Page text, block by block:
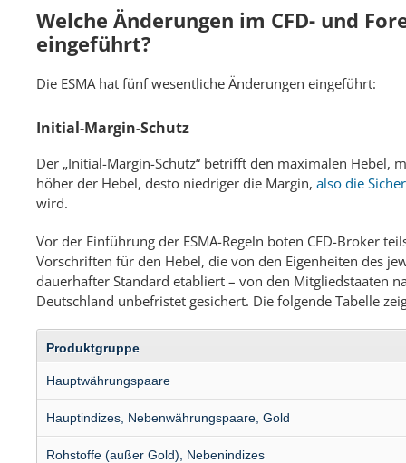
Welche Änderungen im CFD- und
eingeführt?
Die ESMA hat fünf wesentliche Änderungen eingeführt:
Initial-Margin-Schutz
Der „Initial-Margin-Schutz“ betrifft den maximalen Hebel,
höher der Hebel, desto niedriger die Margin, also die
wird.
Vor der Einführung der ESMA-Regeln boten CFD-Broker
Vorschriften für den Hebel, die von den Eigenheiten des
dauerhafter Standard etabliert – von den Mitgliedstaaten
Deutschland unbefristet gesichert. Die folgende Tabelle
Produktgruppe
Hauptwährungspaare
Hauptindizes, Nebenwährungspaare, Gold
Rohstoffe (außer Gold), Nebenindizes